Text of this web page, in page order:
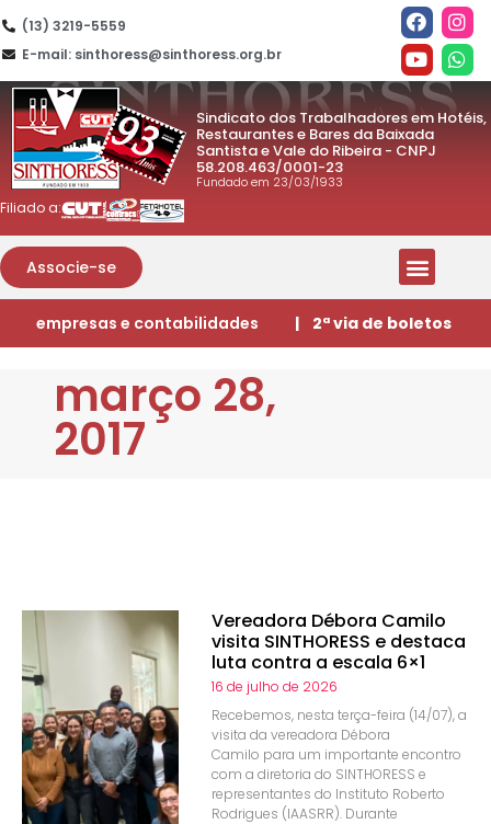
(13) 3219-5559
E-mail: sinthoress@sinthoress.org.br
Sindicato dos Trabalhadores em Hotéis,
Restaurantes e Bares da Baixada
Santista e Vale do Ribeira - CNPJ
58.208.463/0001-23
Fundado em 23/03/1933
Filiado a:
Associe-se
empresas e contabilidades | 2ª via de boletos
março 28,
2017
Vereadora Débora Camilo
visita SINTHORESS e destaca
luta contra a escala 6×1
16 de julho de 2026
Recebemos, nesta terça-feira (14/07), a
visita da vereadora Débora
Camilo para um importante encontro
com a diretoria do SINTHORESS e
representantes do Instituto Roberto
Rodrigues (IAASRR). Durante